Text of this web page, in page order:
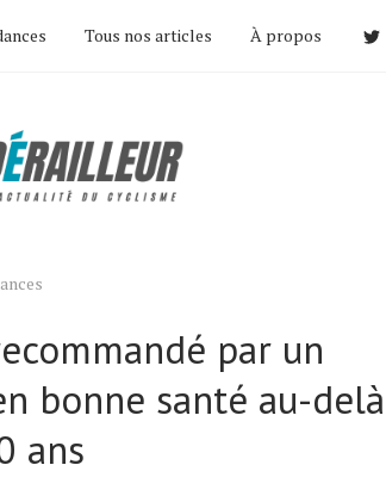
Tous nos articles À propos
par un
bonne santé au-delà
ans